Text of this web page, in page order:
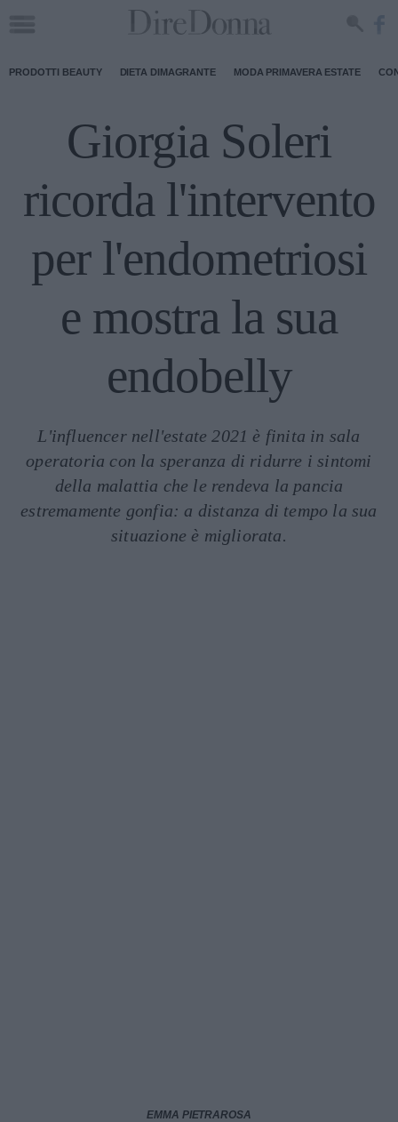
PRODOTTI BEAUTY DIETA DIMAGRANTE MODA PRIMAVERA ESTATE
Giorgia Soleri
ricorda l'intervento
per l'endometriosi
e mostra la sua
endobelly
L'influencer nell'estate 2021 è finita in sala
operatoria con la speranza di ridurre i sintomi
della malattia che le rendeva la pancia
estremamente gonfia: a distanza di tempo la sua
situazione è migliorata.
EMMA PIETRAROSA